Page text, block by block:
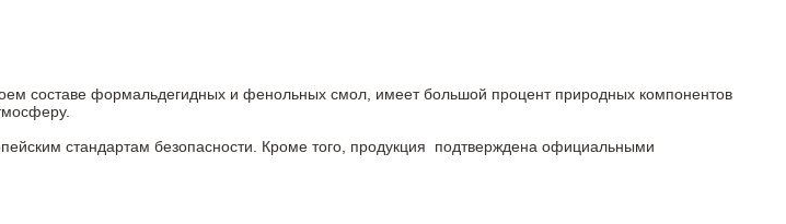
составе формальдегидных и фенольных смол, имеет большой процент природных компонентов
стандартам безопасности. Кроме того, продукция подтверждена официальными